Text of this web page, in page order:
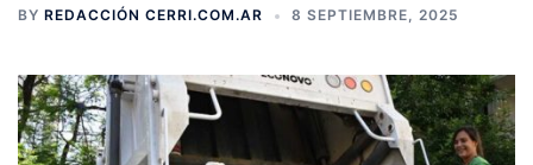
BY REDACCIÓN CERRI.COM.AR 8 SEPTIEMBRE, 2025